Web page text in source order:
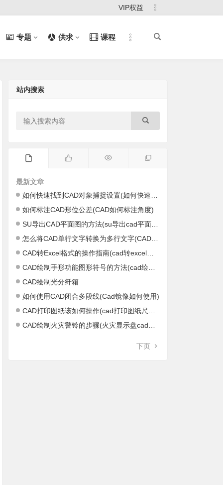
VIP权益
专题 供求 课程
站内搜索
最新文章
如何快速找到CAD对象捕捉设置(如何快速找到cad里的图)
如何标注CAD形位公差(CAD如何标注角度)
SU导出CAD平面图的方法(su导出cad平面图不正)
怎么将CAD单行文字转换为多行文字(CAD单行文字怎么结束)
CAD转Excel格式的操作指南(cad转excel软件)
CAD绘制手形功能图形符号的方法(cad绘制距形)
CAD绘制光分纤箱
如何使用CAD闭合多段线(Cad镜像如何使用)
CAD打印图纸该如何操作(cad打印图纸尺寸设置)
CAD绘制火灾警铃的步骤(火灾显示盘cad图标)
下页